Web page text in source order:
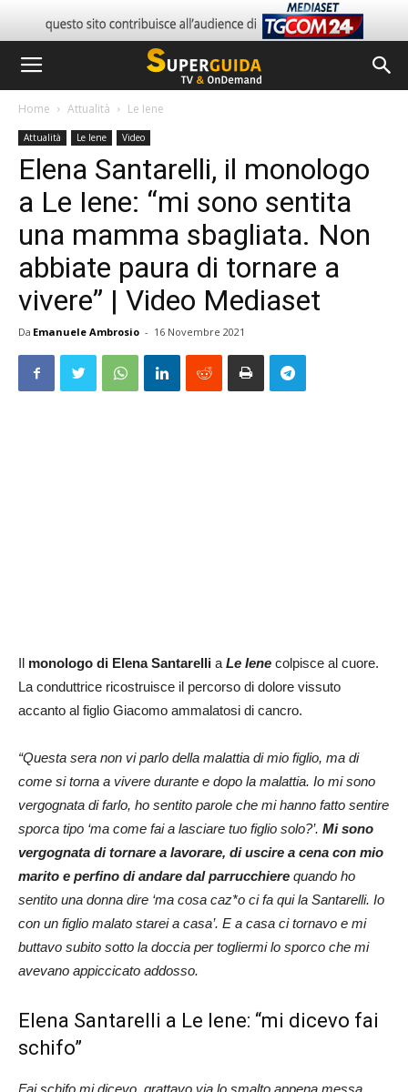
Home Attualità Le Iene
Attualità Le Iene Video
Elena Santarelli, il monologo
a Le Iene: “mi sono sentita
una mamma sbagliata. Non
abbiate paura di tornare a
vivere” | Video Mediaset
Da Emanuele Ambrosio - 16 Novembre 2021
monologo di Elena Santarelli aLe Iene colpisce al cuore.
La conduttrice ricostruisce il percorso di dolore vissuto
accanto al figlio Giacomo ammalatosi di cancro.
“Questa sera non vi parlo della malattia di mio figlio, ma di
come si torna a vivere durante e dopo la malattia. Io mi sono
vergognata di farlo, ho sentito parole che mi hanno fatto sentire
sporca tipo ‘ma come fai a lasciare tuo figlio solo?’. Mi sono
vergognata di tornare a lavorare, di uscire a cena con mio
marito e perfino di andare dal parrucchiere quando ho
sentito una donna dire ‘ma cosa caz*o ci fa qui la Santarelli. Io
con un figlio malato starei a casa’. E a casa ci tornavo e mi
buttavo subito sotto la doccia per togliermi lo sporco che mi
avevano appiccicato addosso.
Elena Santarelli a Le Iene: “mi dicevo fai
schifo”